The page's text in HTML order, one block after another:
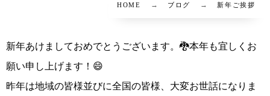
HOME ブログ 新年ご挨拶
新年あけましておめでとうございます。🐉本年も宜しくお
願い申し上げます！😄
昨年は地域の皆様並びに全国の皆様、大変お世話になりま